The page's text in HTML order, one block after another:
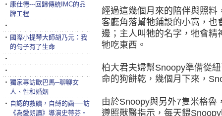
經過這幾個月來的陪伴與照料
客廳角落幫牠鋪設的小窩，也
邊；主人叫牠的名字，牠會精
牠吃東西。
柏大君夫婦幫Snoopy準備從
命的狗餅乾，幾個月下來，
由於Snoopy與另外7隻米格魯
遵照獸醫指示，每天餵
‧ 康仕德---回歸傳統IMC的品
牌工程
‧
‧ 國際小提琴大師胡乃元：我
的句子有了生命
‧
‧
‧ 獨家專訪歐巴馬─聊聊女
人、性和婚姻
‧ 自認的救贖，自縛的繭──訪
《為愛朗讀》導演史蒂芬‧